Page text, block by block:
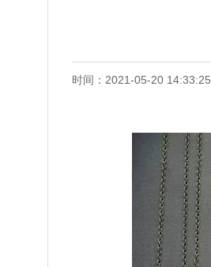
时间：2021-05-20 14:33:25